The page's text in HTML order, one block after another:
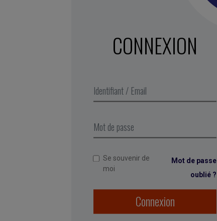
CONNEXION
Se souvenir de
moi
Mot de passe
oublié ?
Connexion